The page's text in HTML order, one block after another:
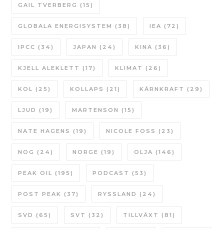
GAIL TVERBERG (15)
GLOBALA ENERGISYSTEM (38) IEA (72)
IPCC (34) JAPAN (24) KINA (36)
KJELL ALEKLETT (17) KLIMAT (26)
KOL (25) KOLLAPS (21) KÄRNKRAFT (29)
LJUD (19) MARTENSON (15)
NATE HAGENS (19) NICOLE FOSS (23)
NOG (24) NORGE (19) OLJA (146)
PEAK OIL (195) PODCAST (53)
POST PEAK (37) RYSSLAND (24)
SVD (65) SVT (32) TILLVÄXT (81)